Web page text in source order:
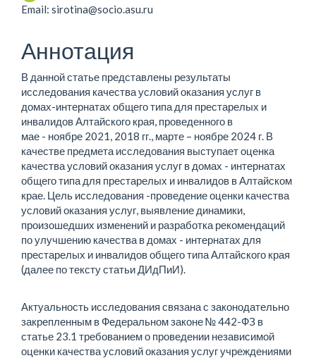
Email: sirotina@socio.asu.ru
Аннотация
В данной статье представлены результаты
исследования качества условий оказания услуг в
домах-интернатах общего типа для престарелых и
инвалидов Алтайского края, проведенного в
мае - ноябре 2021, 2018 гг., марте – ноябре 2024 г. В
качестве предмета исследования выступает оценка
качества условий оказания услуг в домах - интернатах
общего типа для престарелых и инвалидов в Алтайском
крае. Цель исследования -проведение оценки качества
условий оказания услуг, выявление динамики,
произошедших изменений и разработка рекомендаций
по улучшению качества в домах - интернатах для
престарелых и инвалидов общего типа Алтайского края
(далее по тексту статьи ДИдПиИ).
Актуальность исследования связана с законодательно
закрепленным в Федеральном законе № 442-ФЗ в
статье 23.1 требованием о проведении независимой
оценки качества условий оказания услуг учреждениями